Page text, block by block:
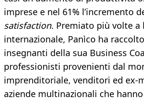
imprese e nel 61% l’incremento
satisfaction. Premiato più volte a
internazionale, Panìco ha
insegnanti della sua Business
professionisti provenienti dal
imprenditoriale, venditori ed ex-
aziende multinazionali che